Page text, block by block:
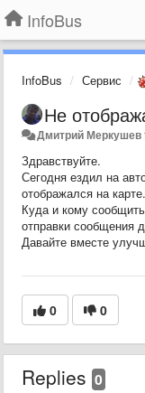
InfoBus
InfoBus Сервис
Не
Дмитрий Меркушев
Здравствуйте.
Сегодня ездил на
отображался на карте.
Куда и кому
отправки сообщения
Давайте вместе
0 0
Replies 0